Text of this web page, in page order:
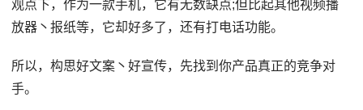
观点下，作为一款手机，它有无数缺点;但比起其他视频播
放器丶报纸等，它却好多了，还有打电话功能。
所以，构思好文案丶好宣传，先找到你产品真正的竞争对
手。